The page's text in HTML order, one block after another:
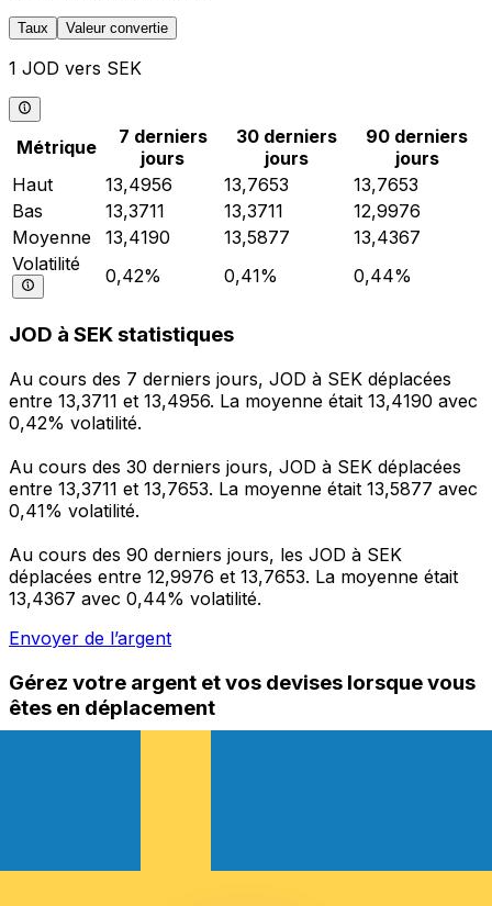
Taux Valeur convertie
1 JOD vers SEK
Métrique
7 derniers
jours
30 derniers
jours
90 derniers
jours
Haut
13,4956 13,7653
13,7653
Bas
13,3711 13,3711
12,9976
Moyenne
13,4190 13,5877
13,4367
Volatilité
0,42% 0,41% 0,44%
JOD à SEK statistiques
Au cours des 7 derniers jours, JOD à SEK déplacées
entre 13,3711 et 13,4956. La moyenne était 13,4190 avec
0,42% volatilité.
Au cours des 30 derniers jours, JOD à SEK déplacées
entre 13,3711 et 13,7653. La moyenne était 13,5877 avec
0,41% volatilité.
Au cours des 90 derniers jours, les JOD à SEK
déplacées entre 12,9976 et 13,7653. La moyenne était
13,4367 avec 0,44% volatilité.
Envoyer de l’argent
Gérez votre argent et vos devises lorsque vous
êtes en déplacement